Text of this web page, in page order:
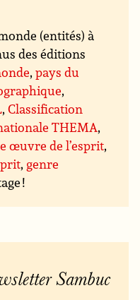
(entités) à
des éditions
,pays du
,
,Classification
THEMA,
œuvre de l’esprit,
, genre
!
Sambuc